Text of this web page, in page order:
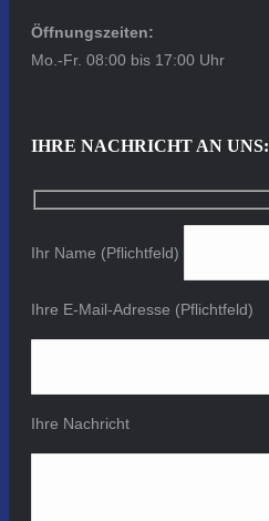
Öffnungszeiten:
Mo.-Fr. 08:00 bis 17:00 Uhr
IHRE NACHRICHT AN UNS:
Ihr Name (Pflichtfeld)
Ihre E-Mail-Adresse (Pflichtfeld)
Ihre Nachricht